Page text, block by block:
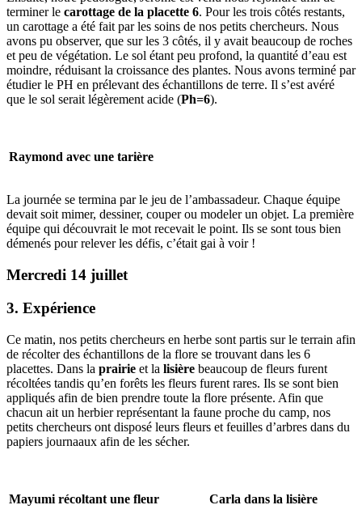
terminer le carottage de la placette 6. Pour les trois côtés restants,
un carottage a été fait par les soins de nos petits chercheurs. Nous
avons pu observer, que sur les 3 côtés, il y avait beaucoup de roches
et peu de végétation. Le sol étant peu profond, la quantité d’eau est
moindre, réduisant la croissance des plantes. Nous avons terminé par
étudier le PH en prélevant des échantillons de terre. Il s’est avéré
que le sol serait légèrement acide (Ph=6).
Raymond avec une tarière
La journée se termina par le jeu de l’ambassadeur. Chaque équipe
devait soit mimer, dessiner, couper ou modeler un objet. La première
équipe qui découvrait le mot recevait le point. Ils se sont tous bien
démenés pour relever les défis, c’était gai à voir !
Mercredi 14 juillet
3. Expérience
Ce matin, nos petits chercheurs en herbe sont partis sur le terrain afin
de récolter des échantillons de la flore se trouvant dans les 6
placettes. Dans la prairie et la lisière beaucoup de fleurs furent
récoltées tandis qu’en forêts les fleurs furent rares. Ils se sont bien
appliqués afin de bien prendre toute la flore présente. Afin que
chacun ait un herbier représentant la faune proche du camp, nos
petits chercheurs ont disposé leurs fleurs et feuilles d’arbres dans du
papiers journaaux afin de les sécher.
Mayumi récoltant une fleur Carla dans la lisière